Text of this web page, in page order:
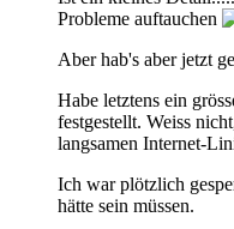
Probleme auftauchen
Aber hab's aber jetzt
Habe letztens ein
festgestellt. Weiss
langsamen Internet-
Ich war plötzlich
hätte sein müssen.